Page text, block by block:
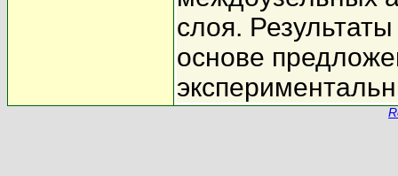
слоя.
основе